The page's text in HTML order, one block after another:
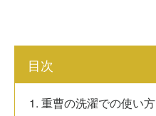
目次
1. 重曹の洗濯での使い方